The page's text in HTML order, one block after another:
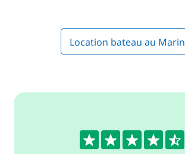
Location bateau au Marin
4.6